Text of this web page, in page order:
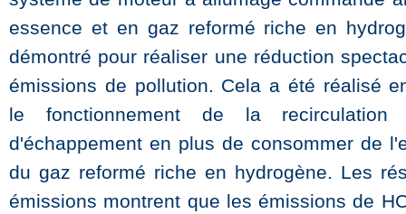
essence et en gaz reformé riche en
démontré pour réaliser une réduction
émissions de pollution. Cela a été réalisé
le fonctionnement de la
d'échappement en plus de consommer de
du gaz reformé riche en hydrogène. Les
émissions montrent que les émissions de